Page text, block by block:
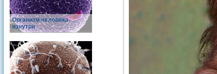
Организм человека
изнутри